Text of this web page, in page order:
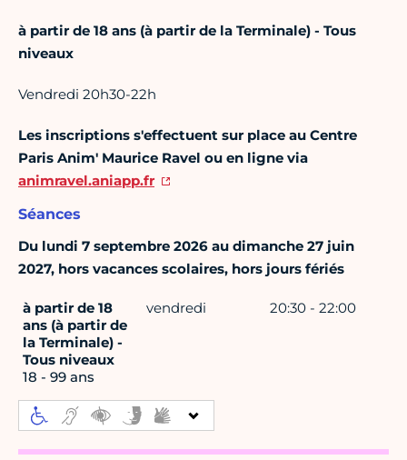
à partir de 18 ans (à partir de la Terminale) - Tous
niveaux
Vendredi 20h30-22h
Les inscriptions s'effectuent sur place au Centre
Paris Anim' Maurice Ravel ou en ligne via
animravel.aniapp.fr
Séances
Du lundi 7 septembre 2026 au dimanche 27 juin
2027, hors vacances scolaires, hors jours fériés
à partir de 18
ans (à partir de
la Terminale) -
Tous niveaux
18 - 99 ans
vendredi 20:30 - 22:00